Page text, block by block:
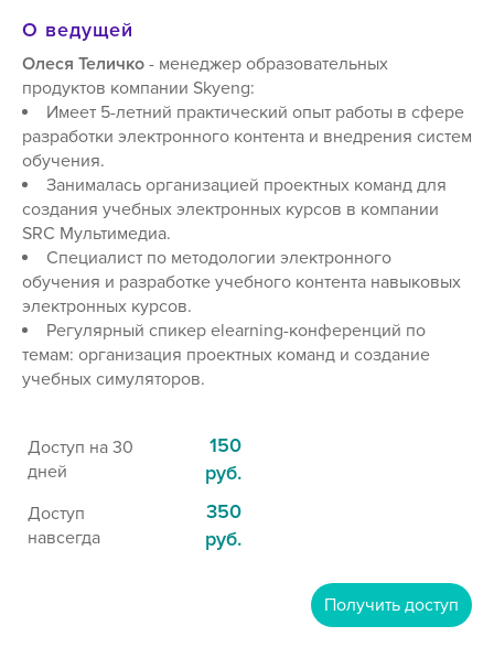
О ведущей
Олеся Теличко - менеджер образовательных
продуктов компании Skyeng:
Имеет 5-летний практический опыт работы в сфере
разработки электронного контента и внедрения систем
обучения.
Занималась организацией проектных команд для
создания учебных электронных курсов в компании
SRC Мультимедиа.
Специалист по методологии электронного
обучения и разработке учебного контента навыковых
электронных курсов.
Регулярный спикер elearning-конференций по
темам: организация проектных команд и создание
учебных симуляторов.
Доступ на 30
дней
150
руб.
Доступ
навсегда
350
руб.
Получить доступ